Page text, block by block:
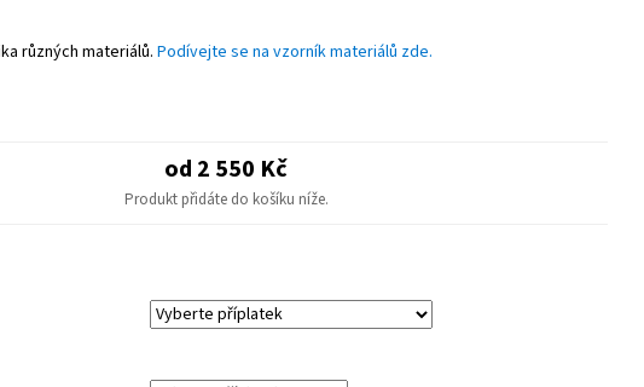
různých materiálů. Podívejte se na vzorník materiálů zde.
od 2 550 Kč
Produkt přidáte do košíku níže.